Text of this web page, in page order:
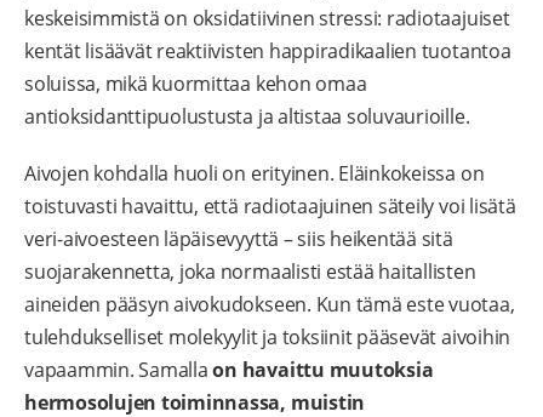
keskeisimmistä on oksidatiivinen stressi: radiotaajuiset
kentät lisäävät reaktiivisten happiradikaalien tuotantoa
soluissa, mikä kuormittaa kehon omaa
antioksidanttipuolustusta ja altistaa soluvaurioille.
Aivojen kohdalla huoli on erityinen. Eläinkokeissa on
toistuvasti havaittu, että radiotaajuinen säteily voi lisätä
veri-aivoesteen läpäisevyyttä – siis heikentää sitä
suojarakennetta, joka normaalisti estää haitallisten
aineiden pääsyn aivokudokseen. Kun tämä este vuotaa,
tulehdukselliset molekyylit ja toksiinit pääsevät aivoihin
vapaammin. Samallaon havaittu muutoksia
hermosolujen toiminnassa, muistin